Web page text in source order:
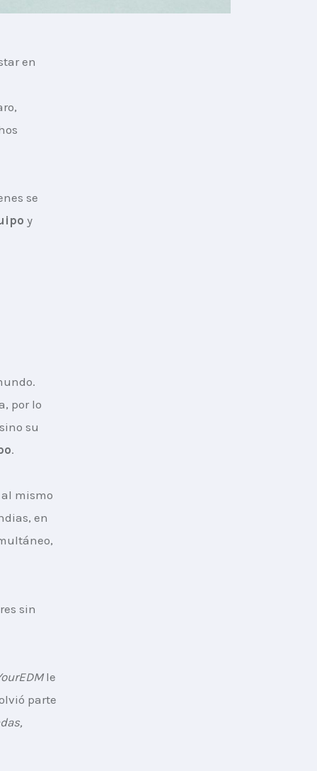
en
se
y
por lo
su
.
al mismo
en
sin
le
parte